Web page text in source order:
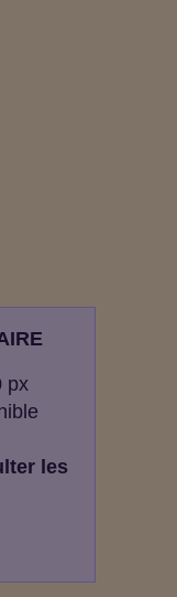
px
les